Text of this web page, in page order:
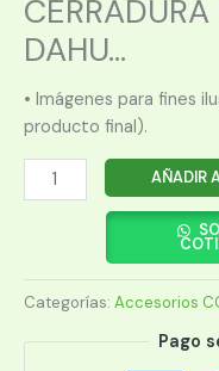
DAHU...
• Imágenes para fines
producto final).
CERRADURA
MAGNETICA
C/MARCO
cantidad
AÑADIR
Categorías: Accesorios
Pago